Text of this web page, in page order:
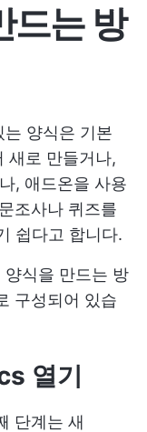
드는 방
양식은 기본
새로 만들거나,
, 애드온을 사용
조사나 퀴즈를
쉽다고 합니다.
식을 만드는 방
구성되어 있습
열기
단계는 새